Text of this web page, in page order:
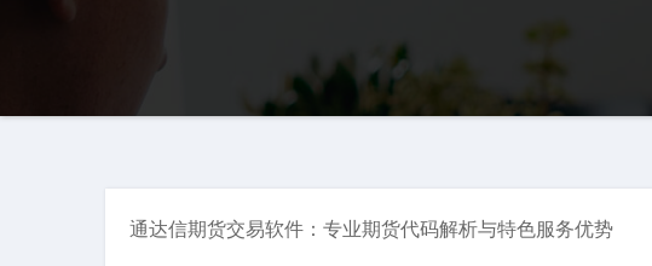
通达信期货交易软件：专业期货代码解析与特色服务优势